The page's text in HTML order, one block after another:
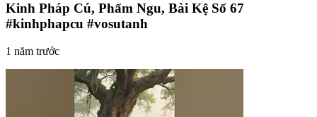
Kinh Pháp Cú, Phẩm Ngu, Bài Kệ Số 67
#kinhphapcu #vosutanh
1 năm trước